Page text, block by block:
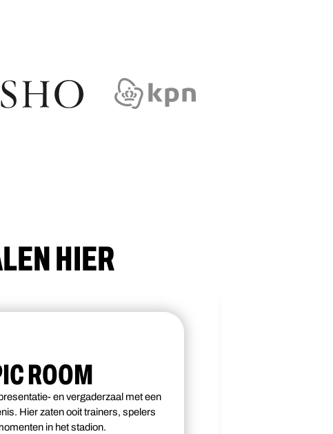
HIER
ROOM
en vergaderzaal met een
Hier zaten ooit trainers, spelers
in het stadion.